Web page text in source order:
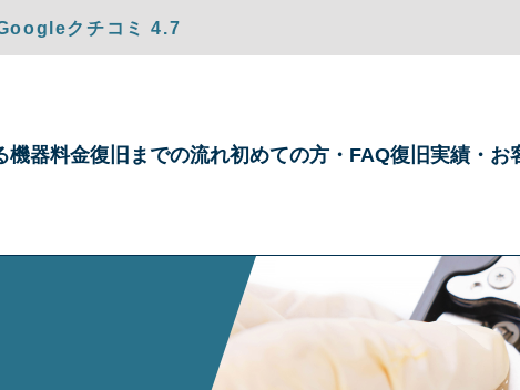
クチコミ 4.7
機器料金復旧までの流れ初めての方・ FAQ復旧実績・ お